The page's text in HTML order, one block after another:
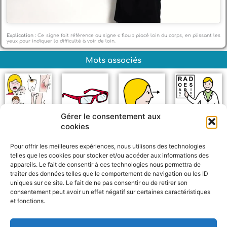
Gérer le consentement aux
cookies
Pour offrir les meilleures expériences, nous utilisons des technologies
telles que les cookies pour stocker et/ou accéder aux informations des
appareils. Le fait de consentir à ces technologies nous permettra de
traiter des données telles que le comportement de navigation ou les ID
uniques sur ce site. Le fait de ne pas consentir ou de retirer son
consentement peut avoir un effet négatif sur certaines caractéristiques
et fonctions.
Explication :Ce signe fait référence au signe « flou » placé loin du corps, en plissant les
yeux pour indiquer la difficulté à voir de loin.
Mots associés
Lunettes Ophtalmologue
a
h
e
a